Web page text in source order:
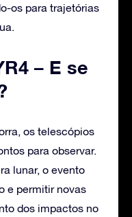
os para trajetórias
– E se
os telescópios
para observar.
lunar, o evento
e permitir novas
dos impactos no